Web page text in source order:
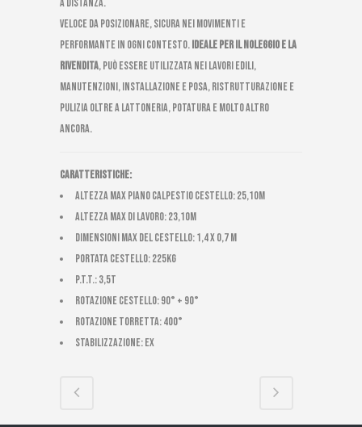
a distanza.
Veloce da posizionare, sicura nei movimenti e
performante in ogni contesto.Ideale per il noleggio e la
rivendita, può essere utilizzata nei lavori edili,
manutenzioni, installazione e posa, ristrutturazione e
pulizia oltre a lattoneria, potatura e molto altro
ancora.
Caratteristiche:
Altezza max piano calpestio cestello: 25,10m
Altezza max di lavoro: 23,10m
Dimensioni max del cestello: 1,4 x 0,7 m
Portata cestello: 225kg
p.t.t.: 3,5t
Rotazione cestello: 90° + 90°
Rotazione torretta: 400°
Stabilizzazione: EX